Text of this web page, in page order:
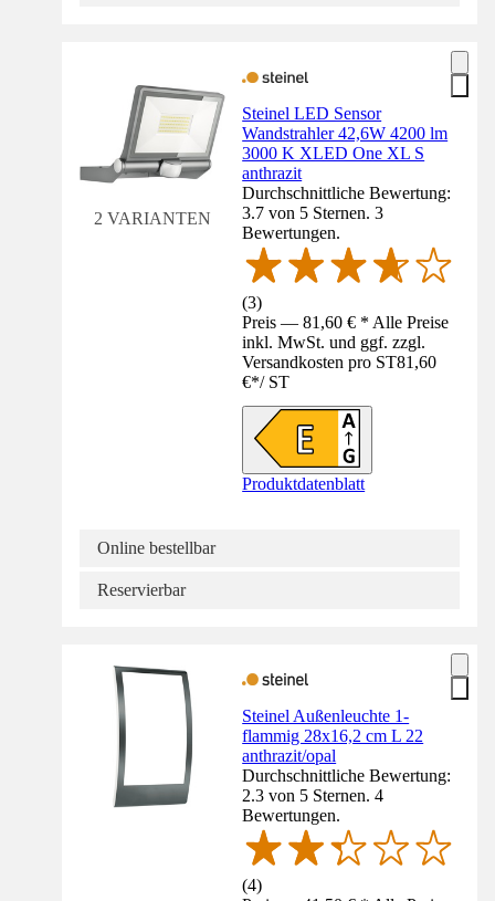
2 VARIANTEN
Steinel LED Sensor
Wandstrahler 42,6W 4200 lm
3000 K XLED One XL S
anthrazit
Durchschnittliche Bewertung:
3.7 von 5 Sternen. 3
Bewertungen.
(3)
Preis — 81,60 € * Alle Preise
inkl. MwSt. und ggf. zzgl.
Versandkosten pro ST81,60
€*/ ST
Produktdatenblatt
Online bestellbar
Reservierbar
Steinel Außenleuchte 1-
flammig 28x16,2 cm L 22
anthrazit/opal
Durchschnittliche Bewertung:
2.3 von 5 Sternen. 4
Bewertungen.
(4)